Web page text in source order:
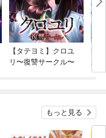
【タテヨミ】クロユ
リ〜復讐サークル〜
病
が
ぎ
もっと見る